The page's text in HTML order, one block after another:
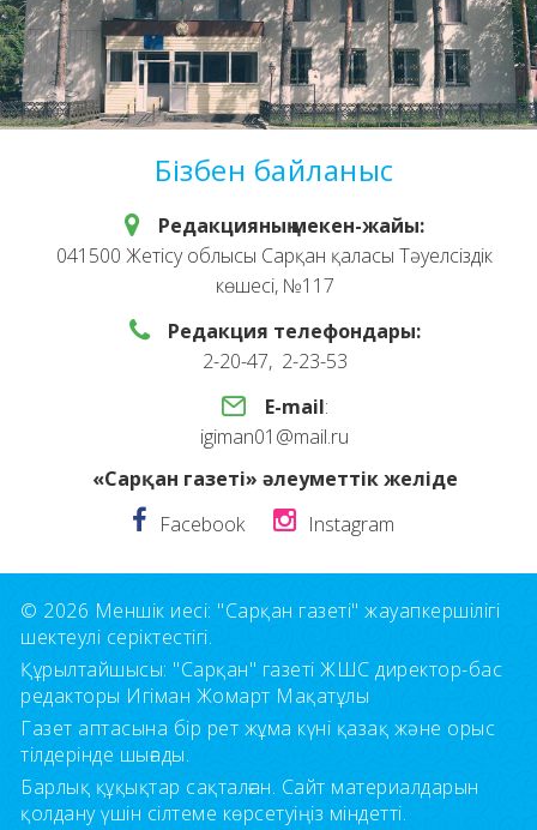
Бізбен байланыс
Редакцияның мекен-жайы:
041500 Жетісу облысы Сарқан қаласы Тәуелсіздік
көшесі, №117
Редакция телефондары:
2-20-47, 2-23-53
E-mail:
igiman01@mail.ru
«Сарқан газеті» әлеуметтік желіде
Facebook
Instagram
© 2026 Меншік иесі: "Сарқан газеті" жауапкершілігі
шектеулі серіктестігі.
Құрылтайшысы: "Сарқан" газеті ЖШС директор-бас
редакторы Игіман Жомарт Мақатұлы
Газет аптасына бір рет жұма күні қазақ және орыс
тілдерінде шығады.
Барлық құқықтар сақталған. Сайт материалдарын
қолдану үшін сілтеме көрсетуіңіз міндетті.